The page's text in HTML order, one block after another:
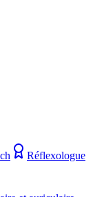
Réflexologue